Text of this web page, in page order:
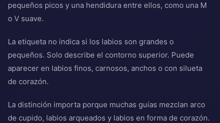
pequeños picos y una hendidura entre ellos, como una M
o V suave.
La etiqueta no indica si los labios son grandes o
pequeños. Solo describe el contorno superior. Puede
aparecer en labios finos, carnosos, anchos o con silueta
de corazón.
La distinción importa porque muchas guías mezclan arco
de cupido, labios arqueados y labios en forma de corazón.